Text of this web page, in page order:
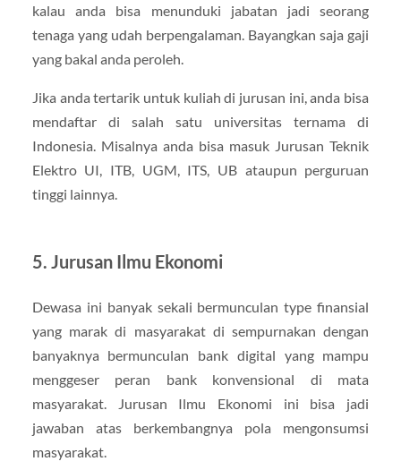
kalau anda bisa menunduki jabatan jadi seorang
tenaga yang udah berpengalaman. Bayangkan saja gaji
yang bakal anda peroleh.
Jika anda tertarik untuk kuliah di jurusan ini, anda bisa
mendaftar di salah satu universitas ternama di
Indonesia. Misalnya anda bisa masuk Jurusan Teknik
Elektro UI, ITB, UGM, ITS, UB ataupun perguruan
tinggi lainnya.
5. Jurusan Ilmu Ekonomi
Dewasa ini banyak sekali bermunculan type finansial
yang marak di masyarakat di sempurnakan dengan
banyaknya bermunculan bank digital yang mampu
menggeser peran bank konvensional di mata
masyarakat. Jurusan Ilmu Ekonomi ini bisa jadi
jawaban atas berkembangnya pola mengonsumsi
masyarakat.